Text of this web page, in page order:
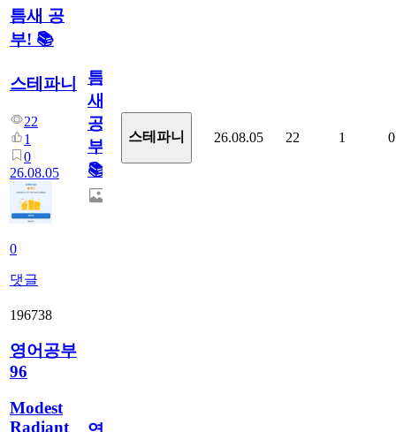
틈새 공
부! 📚
스테파니
22
1
0
26.08.05
0
댓글
틈
새
공
부!
📚
스테파니 26.08.05 22 1 0
196738
영어공부
96
Modest
Radiant